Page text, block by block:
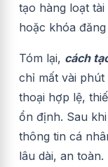
tạo hàng loạt
hoặc khóa đăng
Tóm lại, cách
chỉ mất vài
thoại hợp lệ,
ổn định. Sau
thông tin cá
lâu dài, an